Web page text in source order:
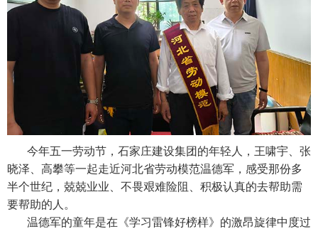
今年五一劳动节，石家庄建设集团的年轻人，王啸宇、张
晓泽、高攀等一起走近河北省劳动模范温德军，感受那份多
半个世纪，兢兢业业、不畏艰难险阻、积极认真的去帮助需
要帮助的人。
温德军的童年是在《学习雷锋好榜样》的激昂旋律中度过